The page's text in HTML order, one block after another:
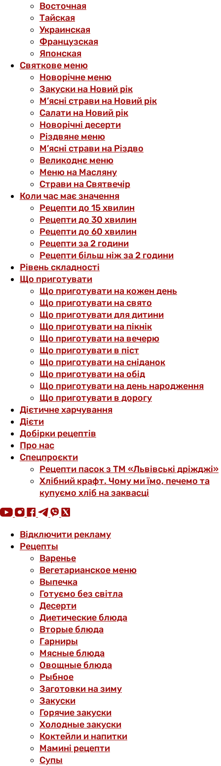
Восточная
Тайская
Украинская
Французская
Японская
Святкове меню
Новорічне меню
Закуски на Новий рік
М’ясні страви на Новий рік
Салати на Новий рік
Новорічні десерти
Різдвяне меню
М’ясні страви на Різдво
Великоднє меню
Меню на Масляну
Страви на Святвечір
Коли час має значення
Рецепти до 15 хвилин
Рецепти до 30 хвилин
Рецепти до 60 хвилин
Рецепти за 2 години
Рецепти більш ніж за 2 години
Рівень складності
Що приготувати
Що приготувати на кожен день
Що приготувати на свято
Що приготувати для дитини
Що приготувати на пікнік
Що приготувати на вечерю
Що приготувати в піст
Що приготувати на сніданок
Що приготувати на обід
Що приготувати на день народження
Що приготувати в дорогу
Дієтичне харчування
Дієти
Добірки рецептів
Про нас
Спецпроєкти
Рецепти пасок з ТМ «Львівські дріжджі»
Хлібний крафт. Чому ми їмо, печемо та
купуємо хліб на заквасці
Відключити рекламу
Рецепты
Варенье
Вегетарианское меню
Выпечка
Готуємо без світла
Десерти
Диетические блюда
Вторые блюда
Гарниры
Мясные блюда
Овощные блюда
Рыбное
Заготовки на зиму
Закуски
Горячие закуски
Холодные закуски
Коктейли и напитки
Мамині рецепти
Супы